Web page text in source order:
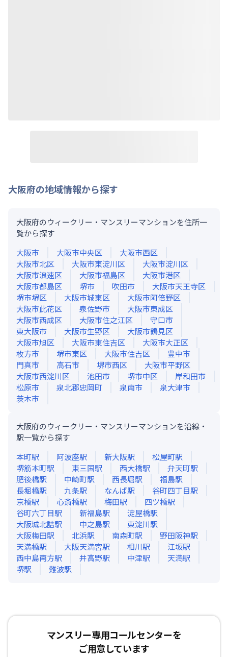
大阪府の地域情報から探す
大阪府のウィークリー・マンスリーマンションを住所一
覧から探す
大阪市
大阪市中央区
大阪市西区
大阪市北区
大阪市東淀川区
大阪市淀川区
大阪市浪速区
大阪市福島区
大阪市港区
大阪市都島区
堺市 吹田市
大阪市天王寺区
堺市堺区
大阪市城東区
大阪市阿倍野区
大阪市此花区
泉佐野市
大阪市東成区
大阪市西成区
大阪市住之江区
守口市
東大阪市
大阪市生野区
大阪市鶴見区
大阪市旭区
大阪市東住吉区
大阪市大正区
枚方市
堺市東区 大阪市住吉区
豊中市
門真市
高石市 堺市西区
大阪市平野区
大阪市西淀川区
池田市 堺市中区
岸和田市
松原市
泉北郡忠岡町 泉南市
泉大津市
茨木市
大阪府のウィークリー・マンスリーマンションを沿線・
駅一覧から探す
本町駅 阿波座駅 新大阪駅 松屋町駅
堺筋本町駅 東三国駅 西大橋駅 弁天町駅
肥後橋駅 中崎町駅 西長堀駅 福島駅
長堀橋駅 九条駅 なんば駅 谷町四丁目駅
京橋駅 心斎橋駅 梅田駅 四ツ橋駅
谷町六丁目駅 新福島駅 淀屋橋駅
大阪城北詰駅 中之島駅 東淀川駅
大阪梅田駅 北浜駅 南森町駅 野田阪神駅
天満橋駅 大阪天満宮駅 相川駅 江坂駅
西中島南方駅 井高野駅 中津駅 天満駅
堺駅 難波駅
マンスリー専用コールセンターを
ご用意しています